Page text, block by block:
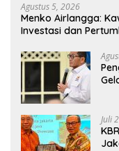
Agustus 5, 2026
Menko Airlangga:
Investasi dan
Juli